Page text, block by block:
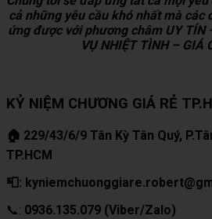
cả những yêu cầu khó nhất mà các
ứng được với phương châm UY TÍN
VỤ NHIỆT TÌNH – GIÁ
KỶ NIỆM CHƯƠNG GIÁ RẺ
🏠 229/43/6/9 Tân Kỳ Tân Quý,
TP.HCM
📮:
📞: 0936.135.079 (Viber/Zalo)